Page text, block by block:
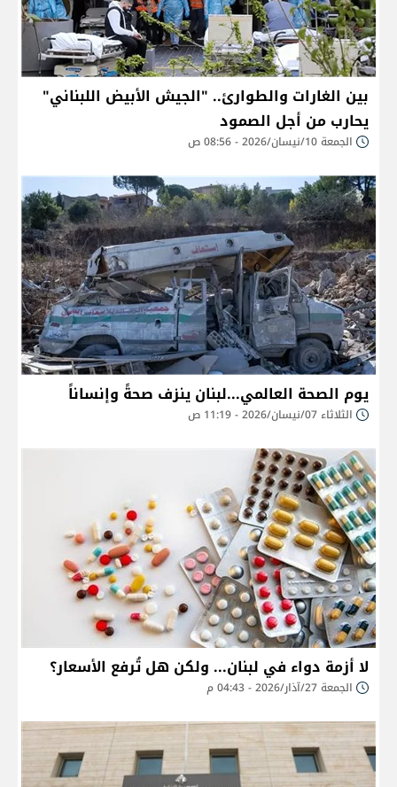
بين الغارات والطوارئ.. "الجيش الأبيض اللبناني"
يحارب من أجل الصمود
الجمعة 10/نيسان/2026 - 08:56 ص
يوم الصحة العالمي...لبنان ينزف صحةً وإنساناً
الثلاثاء 07/نيسان/2026 - 11:19 ص
لا أزمة دواء في لبنان... ولكن هل تُرفع الأسعار؟
الجمعة 27/آذار/2026 - 04:43 م